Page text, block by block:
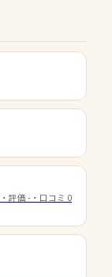
・評価 - ・口コミ 0